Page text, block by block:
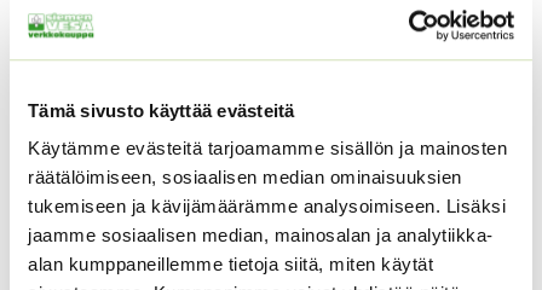
Tämä sivusto käyttää evästeitä
Käytämme evästeitä tarjoamamme sisällön ja mainosten
räätälöimiseen, sosiaalisen median ominaisuuksien
tukemiseen ja kävijämäärämme analysoimiseen. Lisäksi
jaamme sosiaalisen median, mainosalan ja analytiikka-
alan kumppaneillemme tietoja siitä, miten käytät
Tutustu myös